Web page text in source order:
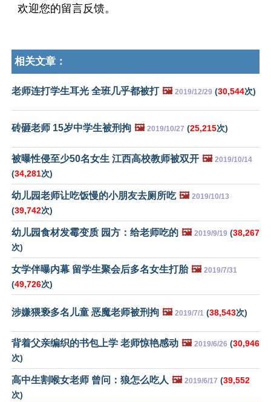
欢迎您的留言反馈。
相关文章：
老师连打学生耳光 全班几乎都被打 🖼️ 2019/12/29 (30,544次)
砖砸老师 15岁中学生被刑拘 🖼️ 2019/10/27 (25,215次)
被曝性侵至少50名女生 江西高校教师被双开 🖼️ 2019/10/14
(34,281次)
幼儿园老师让吃饭慢的小朋友去厕所吃 🖼️ 2019/10/13
(39,742次)
幼儿园食材发霉变质 园方：给老师吃的 🖼️ 2019/9/19 (38,267
次)
女学伴曝内幕 留学生聚会后多名女生打胎 🖼️ 2019/7/31
(49,726次)
涉嫌猥亵多名儿童 恶魔老师被刑拘 🖼️ 2019/7/1 (38,543次)
背着父亲编织的书包上学 老师惊艳感动 🖼️ 2019/6/26 (30,946
次)
高中生割喉女老师 曾问：狼怎么吃人 🖼️ 2019/6/17 (39,552
次)